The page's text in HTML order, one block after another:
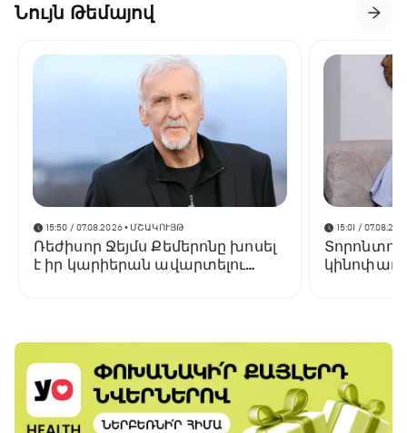
Նույն Թեմայով
15:50 / 07.08.2026• ՄՇԱԿՈՒՅԹ
Ռեժիսոր Ջեյմս Քեմերոնը խոսել
է իր կարիերան ավարտելու
15:01 /